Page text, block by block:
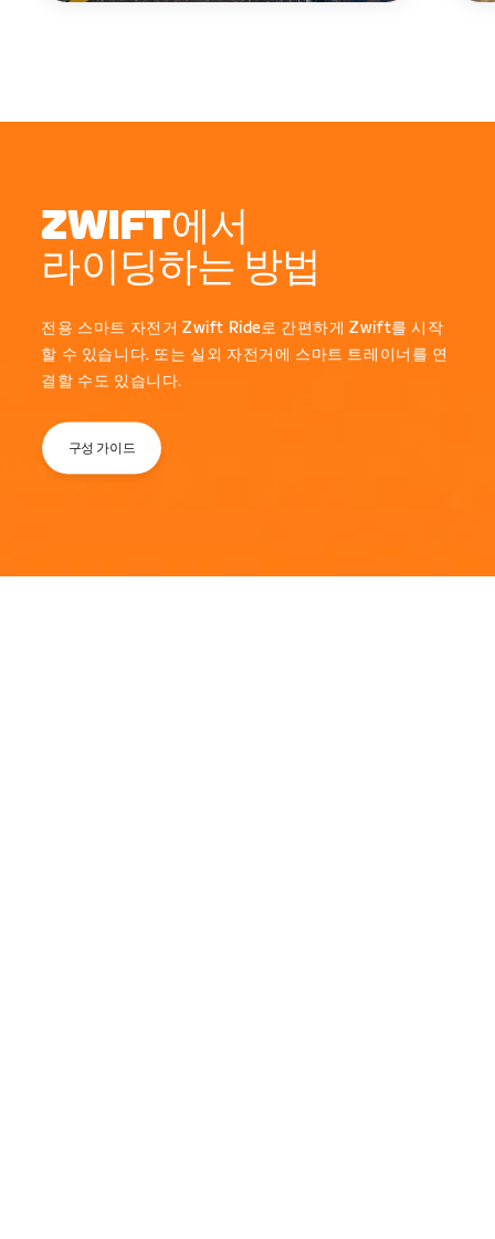
ZWIFT에서
라이딩하는 방법
전용 스마트 자전거 Zwift Ride로 간편하게 Zwift를 시작
할 수 있습니다. 또는 실외 자전거에 스마트 트레이너를 연
결할 수도 있습니다.
구성 가이드